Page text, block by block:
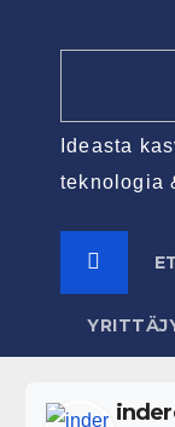
Ideasta
teknologia